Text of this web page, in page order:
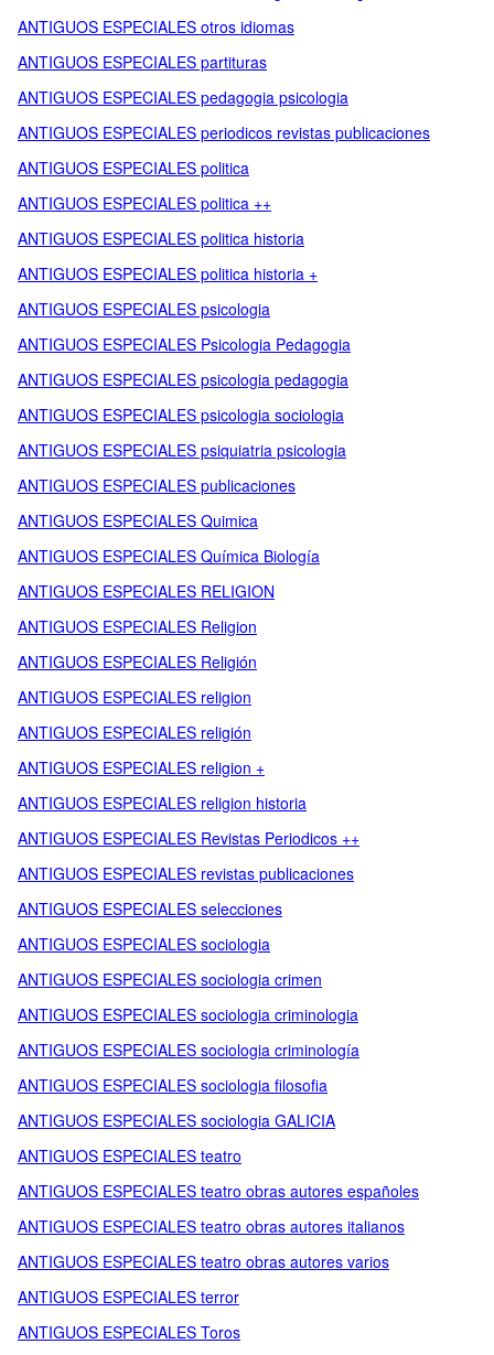
ANTIGUOS ESPECIALES otros idiomas
ANTIGUOS ESPECIALES partituras
ANTIGUOS ESPECIALES pedagogia psicologia
ANTIGUOS ESPECIALES periodicos revistas publicaciones
ANTIGUOS ESPECIALES politica
ANTIGUOS ESPECIALES politica ++
ANTIGUOS ESPECIALES politica historia
ANTIGUOS ESPECIALES politica historia +
ANTIGUOS ESPECIALES psicologia
ANTIGUOS ESPECIALES Psicologia Pedagogia
ANTIGUOS ESPECIALES psicologia pedagogia
ANTIGUOS ESPECIALES psicologia sociologia
ANTIGUOS ESPECIALES psiquiatria psicologia
ANTIGUOS ESPECIALES publicaciones
ANTIGUOS ESPECIALES Quimica
ANTIGUOS ESPECIALES Química Biología
ANTIGUOS ESPECIALES RELIGION
ANTIGUOS ESPECIALES Religion
ANTIGUOS ESPECIALES Religión
ANTIGUOS ESPECIALES religion
ANTIGUOS ESPECIALES religión
ANTIGUOS ESPECIALES religion +
ANTIGUOS ESPECIALES religion historia
ANTIGUOS ESPECIALES Revistas Periodicos ++
ANTIGUOS ESPECIALES revistas publicaciones
ANTIGUOS ESPECIALES selecciones
ANTIGUOS ESPECIALES sociologia
ANTIGUOS ESPECIALES sociologia crimen
ANTIGUOS ESPECIALES sociologia criminologia
ANTIGUOS ESPECIALES sociologia criminología
ANTIGUOS ESPECIALES sociologia filosofia
ANTIGUOS ESPECIALES sociologia GALICIA
ANTIGUOS ESPECIALES teatro
ANTIGUOS ESPECIALES teatro obras autores españoles
ANTIGUOS ESPECIALES teatro obras autores italianos
ANTIGUOS ESPECIALES teatro obras autores varios
ANTIGUOS ESPECIALES terror
ANTIGUOS ESPECIALES Toros